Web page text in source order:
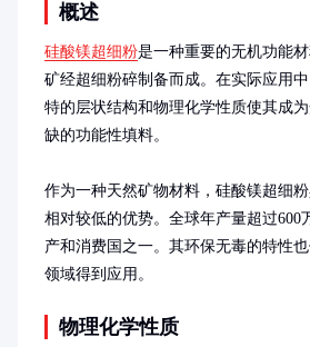
概述
硅酸镁超细粉是一种重要的无机功能
矿经超细粉碎制备而成。在实际应用
特的层状结构和物理化学性质使其成
缺的功能性填料。
作为一种天然矿物材料，硅酸镁超细
相对较低的优势。全球年产量超过600
产和消费国之一。其环保无毒的特性
领域得到应用。
物理化学性质